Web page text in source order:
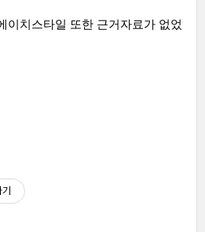
이치스타일 또한 근거자료가 없었